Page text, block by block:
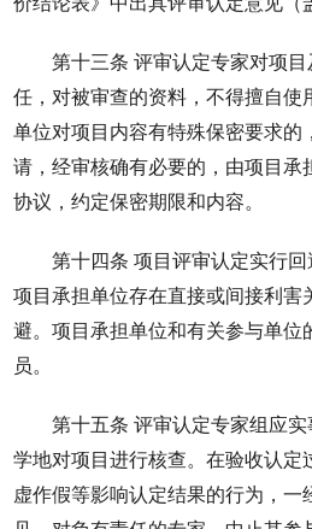
第十三条 评审认定专家对项
任，对被审查的资料，不得擅自使
单位对项目内容有特殊保密要求的
请，经审核确有必要的，由项目承
协议，约定保密期限和内容。
第十四条 项目评审认定实行
项目承担单位存在直接或间接利害
避。项目承担单位和有关参与单位
员。
第十五条 评审认定专家组应
学地对项目进行核查。在验收认定
虚作假等影响认定结果的行为，一